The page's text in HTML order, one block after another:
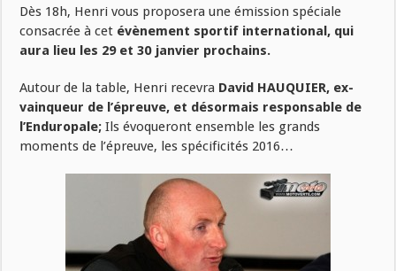
Dès 18h, Henri vous proposera une émission spéciale
consacrée à cet évènement sportif international, qui
aura lieu les 29 et 30 janvier prochains.
Autour de la table, Henri recevra David HAUQUIER, ex-
vainqueur de l’épreuve, et désormais responsable de
l’Enduropale; Ils évoqueront ensemble les grands
moments de l’épreuve, les spécificités 2016…